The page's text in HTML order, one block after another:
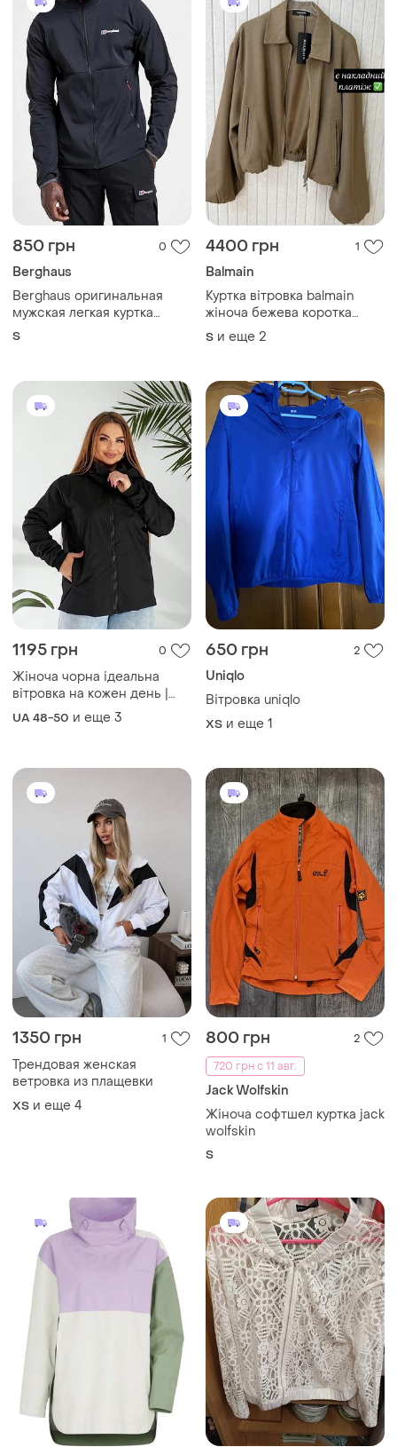
850 грн 0
Berghaus
Berghaus оригинальная
мужская легкая куртка
ветровка
S
4400 грн 1
Balmain
Куртка вітровка balmain
жіноча бежева коротка
оверсайз
S и еще 2
1195 грн 0
Жіноча чорна ідеальна
вітровка на кожен день |
0850
UA 48-50 и еще 3
650 грн 2
Uniqlo
Вітровка uniqlo
ХS и еще 1
1350 грн 1
Трендовая женская
ветровка из плащевки
ХS и еще 4
800 грн
2
720 грн с 11 авг.
Jack Wolfskin
Жіноча софтшел куртка jack
wolfskin
S